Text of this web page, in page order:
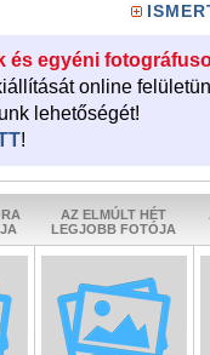
és egyéni
online
lehetőségét!
!
AZ ELMÚLT HÉT
LEGJOBB FOTÓJA